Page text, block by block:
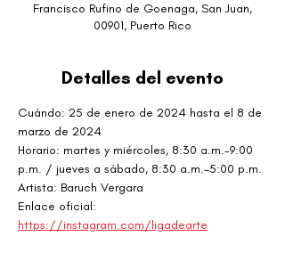
Francisco Rufino de Goenaga, San Juan,
00901, Puerto Rico
Detalles del evento
Cuándo: 25 de enero de 2024 hasta el 8 de
marzo de 2024
Horario: martes y miércoles, 8:30 a.m.-9:00
p.m. / jueves a sábado, 8:30 a.m.-5:00 p.m.
Artista: Baruch Vergara
Enlace oficial:
https://instagram.com/ligadearte